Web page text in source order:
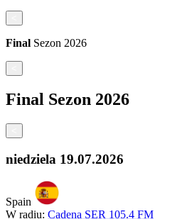
Final Sezon 2026
Final Sezon 2026
niedziela 19.07.2026
Spain
W radiu: Cadena SER 105.4 FM